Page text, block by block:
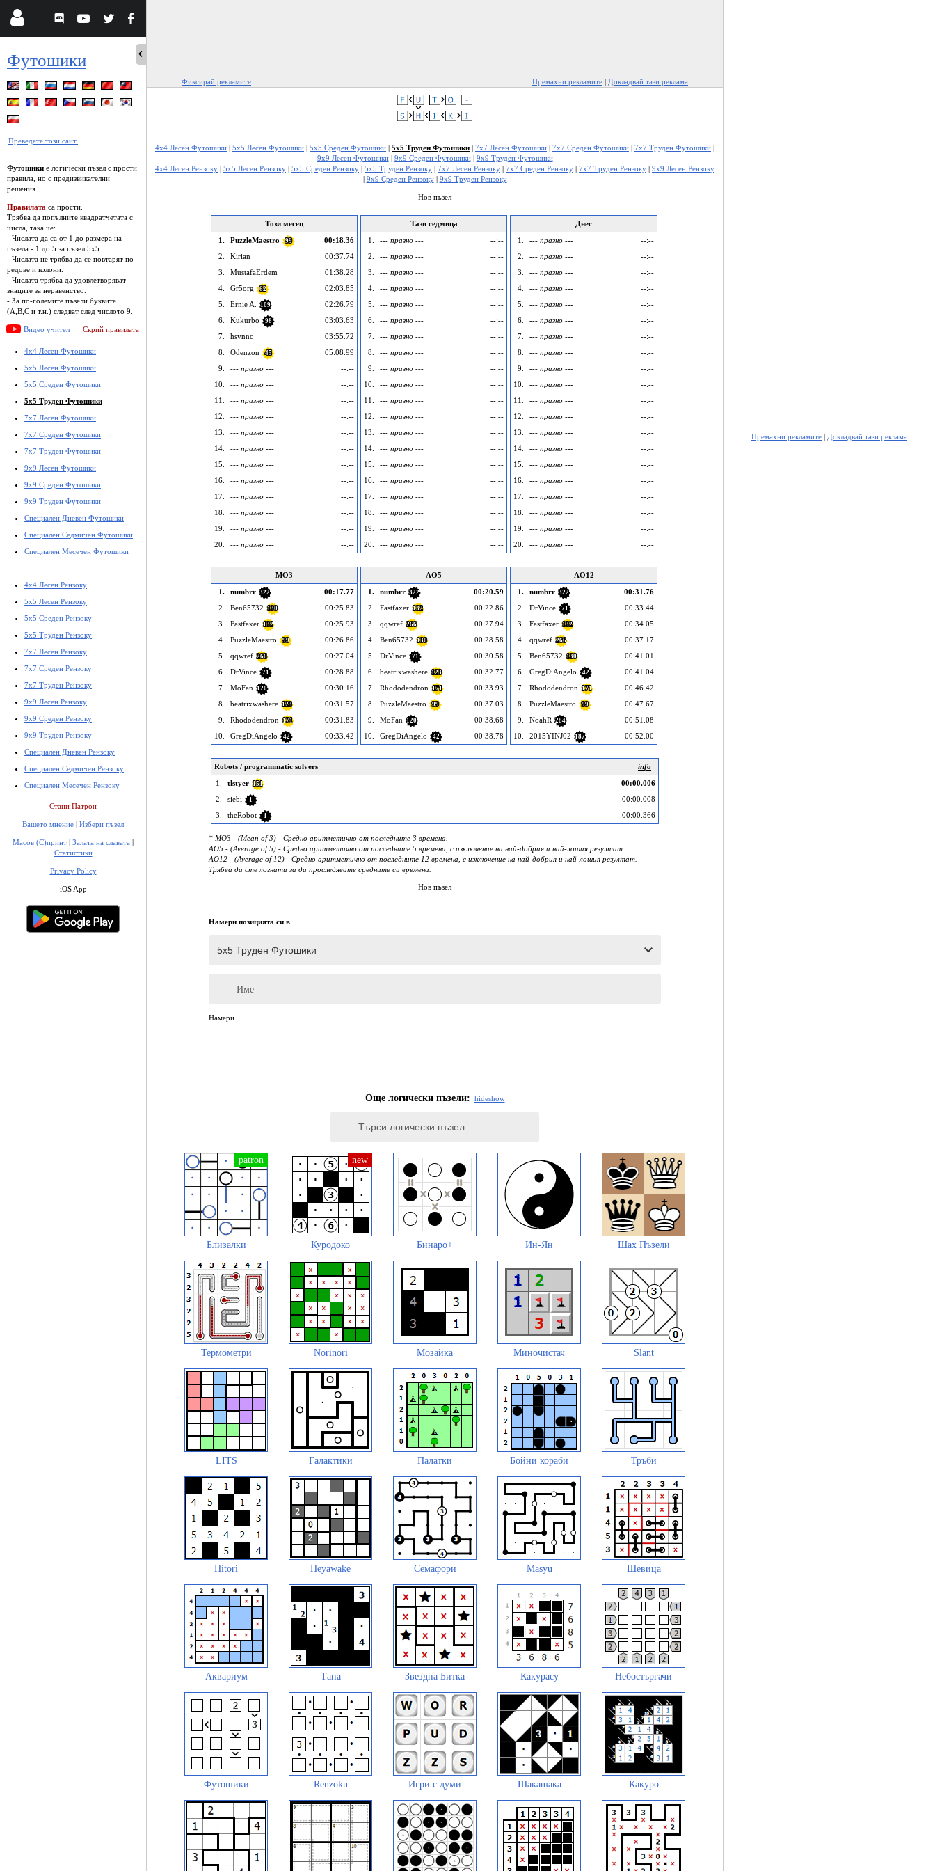
Футошики
Преведете този сайт.
Футошики е логически пъзел с прости
правила, но с предизвикателни
решения.
Правилата са прости.
Трябва да попълните квадратчетата с
числа, така че:
- Числата да са от 1 до размера на
пъзела - 1 до 5 за пъзел 5х5.
- Числата не трябва да се повтарят по
редове и колони.
- Числата трябва да удовлетворяват
знаците за неравенство.
- За по-големите пъзели буквите
(A,B,C и т.н.) следват след числото 9.
Видео учител Скрий правилата
4x4 Лесен Футошики
5x5 Лесен Футошики
5x5 Среден Футошики
5x5 Труден Футошики
7x7 Лесен Футошики
7x7 Среден Футошики
7x7 Труден Футошики
9x9 Лесен Футошики
9x9 Среден Футошики
9x9 Труден Футошики
Специален Дневен Футошики
Специален Седмичен Футошики
Специален Месечен Футошики
4x4 Лесен Рензоку
5x5 Лесен Рензоку
5x5 Среден Рензоку
5x5 Труден Рензоку
7x7 Лесен Рензоку
7x7 Среден Рензоку
7x7 Труден Рензоку
9x9 Лесен Рензоку
9x9 Среден Рензоку
9x9 Труден Рензоку
Специален Дневен Рензоку
Специален Седмичен Рензоку
Специален Месечен Рензоку
Стани Патрон
Вашето мнение | Избери пъзел
Масов (С)принт | Залата на славата |
Статистики
Privacy Policy
iOS App
Фиксирай рекламите Премахни рекламите | Докладвай тази реклама
4x4 Лесен Футошики | 5x5 Лесен Футошики | 5x5 Среден Футошики | 5x5 Труден Футошики | 7x7 Лесен Футошики | 7x7 Среден Футошики | 7x7 Труден Футошики |
9x9 Лесен Футошики| 9x9 Среден Футошики| 9x9 Труден Футошики
4x4 Лесен Рензоку | 5x5 Лесен Рензоку | 5x5 Среден Рензоку | 5x5 Труден Рензоку | 7x7 Лесен Рензоку | 7x7 Среден Рензоку | 7x7 Труден Рензоку | 9x9 Лесен Рензоку
| 9x9 Среден Рензоку| 9x9 Труден Рензоку
Нов пъзел
Този месец
1.
PuzzleMaestro 99
00:18.36
2.
Kirian
00:37.74
3.
MustafaErdem
01:38.28
4.
Gr5org 62
02:03.85
5.
Ernie A. 109
02:26.79
6.
Kukurbo 98
03:03.63
7.
hsynnc
03:55.72
8.
Odenzon 45
05:08.99
9.
--- празно ---
--:--
10.
--- празно ---
--:--
11.
--- празно ---
--:--
12.
--- празно ---
--:--
13.
--- празно ---
--:--
14.
--- празно ---
--:--
15.
--- празно ---
--:--
16.
--- празно ---
--:--
17.
--- празно ---
--:--
18.
--- празно ---
--:--
19.
--- празно ---
--:--
20.
--- празно --- --:--
Тази седмица
1.
--- празно ---
--:--
2.
--- празно ---
--:--
3.
--- празно ---
--:--
4.
--- празно ---
--:--
5.
--- празно ---
--:--
6.
--- празно ---
--:--
7.
--- празно ---
--:--
8.
--- празно ---
--:--
9.
--- празно ---
--:--
10.
--- празно ---
--:--
11.
--- празно ---
--:--
12.
--- празно ---
--:--
13.
--- празно ---
--:--
14.
--- празно ---
--:--
15.
--- празно ---
--:--
16.
--- празно ---
--:--
17.
--- празно ---
--:--
18.
--- празно ---
--:--
19.
--- празно ---
--:--
20.
--- празно --- --:--
Днес
1.
--- празно ---
--:--
2.
--- празно ---
--:--
3.
--- празно ---
--:--
4.
--- празно ---
--:--
5.
--- празно ---
--:--
6.
--- празно ---
--:--
7.
--- празно ---
--:--
8.
--- празно ---
--:--
9.
--- празно ---
--:--
10.
--- празно ---
--:--
11.
--- празно ---
--:--
12.
--- празно ---
--:--
13.
--- празно ---
--:--
14.
--- празно ---
--:--
15.
--- празно ---
--:--
16.
--- празно ---
--:--
17.
--- празно ---
--:--
18.
--- празно ---
--:--
19.
--- празно ---
--:--
20.
--- празно --- --:--
MO3
1.
numbrr 322
00:17.77
2.
Ben65732 130
00:25.83
3.
Fastfaxer 132
00:25.93
4.
PuzzleMaestro 99
00:26.86
5.
qqwref 266
00:27.04
6.
DrVince 71
00:28.88
7.
MoFan 120
00:30.16
8.
beatrixwashere 123
00:31.57
9.
Rhododendron 171
00:31.83
10.
GregDiAngelo 42 00:33.42
AO5
1.
numbrr 322
00:20.59
2.
Fastfaxer 132
00:22.86
3.
qqwref 266
00:27.94
4.
Ben65732 130
00:28.58
5.
DrVince 71
00:30.58
6.
beatrixwashere 123
00:32.77
7.
Rhododendron 171
00:33.93
8.
PuzzleMaestro 99
00:37.03
9.
MoFan 120
00:38.68
10.
GregDiAngelo 42 00:38.78
AO12
1.
numbrr 322
00:31.76
2.
DrVince 71
00:33.44
3.
Fastfaxer 132
00:34.05
4.
qqwref 266
00:37.17
5.
Ben65732 130
00:41.01
6.
GregDiAngelo 42
00:41.04
7.
Rhododendron 171
00:46.42
8.
PuzzleMaestro 99
00:47.67
9.
NoahR 284
00:51.08
10.
2015YINJ02 187 00:52.00
Robots / programmatic solvers
info
1.
tlstyer 151
00:00.006
2.
siebi 1
00:00.008
3.
theRobot 1 00:00.366
* MO3 - (Mean of 3) - Средно аритметично от последните 3 времена.
AO5 - (Average of 5) - Средно аритметично от последните 5 времена, с изключение на най-добрия и най-лошия резултат.
AO12 - (Average of 12) - Средно аритметично от последните 12 времена, с изключение на най-добрия и най-лошия резултат.
Трябва да сте логнати за да проследявате средните си времена.
Нов пъзел
Намери позицията си в
Име
Намери
Още логически пъзели: hideshow
Близалки Куродоко Бинаро+ Ин-Ян Шах Пъзели
Термометри Norinori Мозайка Миночистач Slant
LITS Галактики Палатки Бойни кораби Тръби
Hitori Heyawake Семафори Masyu Шевица
Аквариум Тапа Звездна Битка Какурасу Небостъргачи
Футошики Renzoku Игри с думи Шакашака Какуро
Премахни рекламите | Докладвай тази реклама